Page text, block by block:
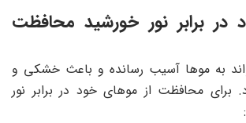
در برابر نور خورشید محافظت
به موها آسیب رسانده و باعث خشکی و
برای محافظت از موهای خود در برابر نور